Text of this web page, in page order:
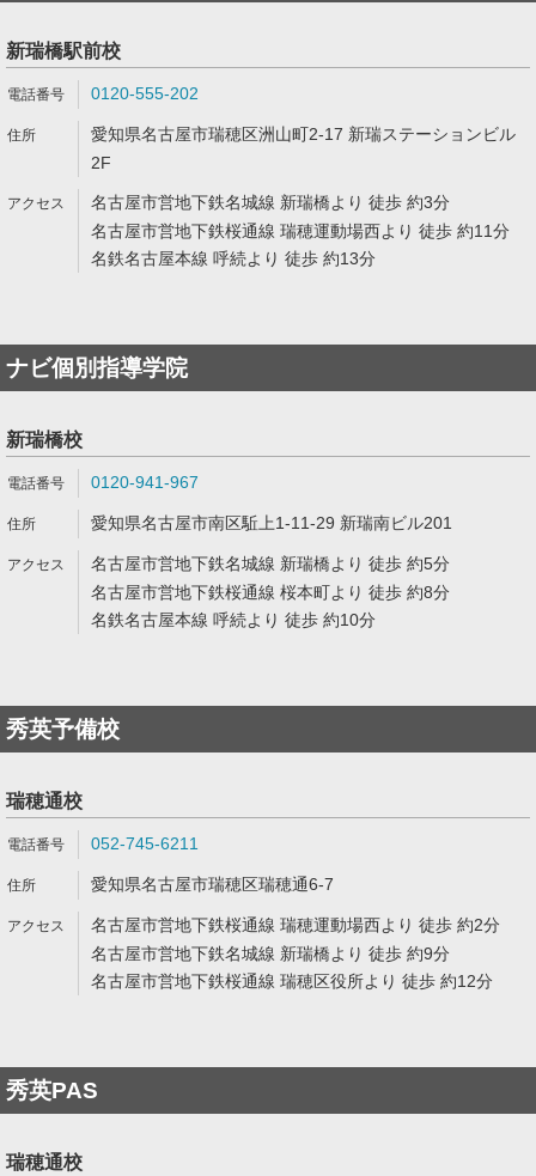
新瑞橋駅前校
0120-555-202
愛知県名古屋市瑞穂区洲山町2-17 新瑞ステーションビル
2F
名古屋市営地下鉄名城線 新瑞橋より 徒歩 約3分
名古屋市営地下鉄桜通線 瑞穂運動場西より 徒歩 約11分
名鉄名古屋本線 呼続より 徒歩 約13分
ナビ個別指導学院
新瑞橋校
0120-941-967
愛知県名古屋市南区駈上1-11-29 新瑞南ビル201
名古屋市営地下鉄名城線 新瑞橋より 徒歩 約5分
名古屋市営地下鉄桜通線 桜本町より 徒歩 約8分
名鉄名古屋本線 呼続より 徒歩 約10分
秀英予備校
瑞穂通校
052-745-6211
愛知県名古屋市瑞穂区瑞穂通6-7
名古屋市営地下鉄桜通線 瑞穂運動場西より 徒歩 約2分
名古屋市営地下鉄名城線 新瑞橋より 徒歩 約9分
名古屋市営地下鉄桜通線 瑞穂区役所より 徒歩 約12分
秀英PAS
瑞穂通校